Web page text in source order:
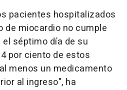
pacientes hospitalizados
de miocardio no cumple
séptimo día de su
por ciento de estos
menos un medicamento
al ingreso", ha